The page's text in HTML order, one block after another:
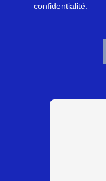
confidentialité